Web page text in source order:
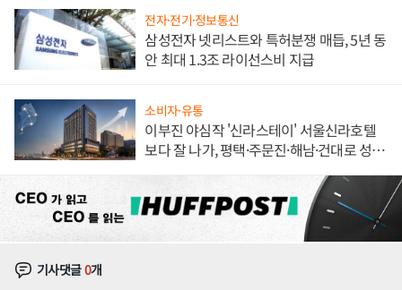
전자·전기·정보통신
삼성전자 넷리스트와 특허분쟁 매듭, 5년 동
안 최대 1.3조 라이선스비 지급
소비자·유통
이부진 야심작 '신라스테이' 서울신라호텔
보다 잘 나가, 평택·주문진·해남·건대로 성
기사댓글0개